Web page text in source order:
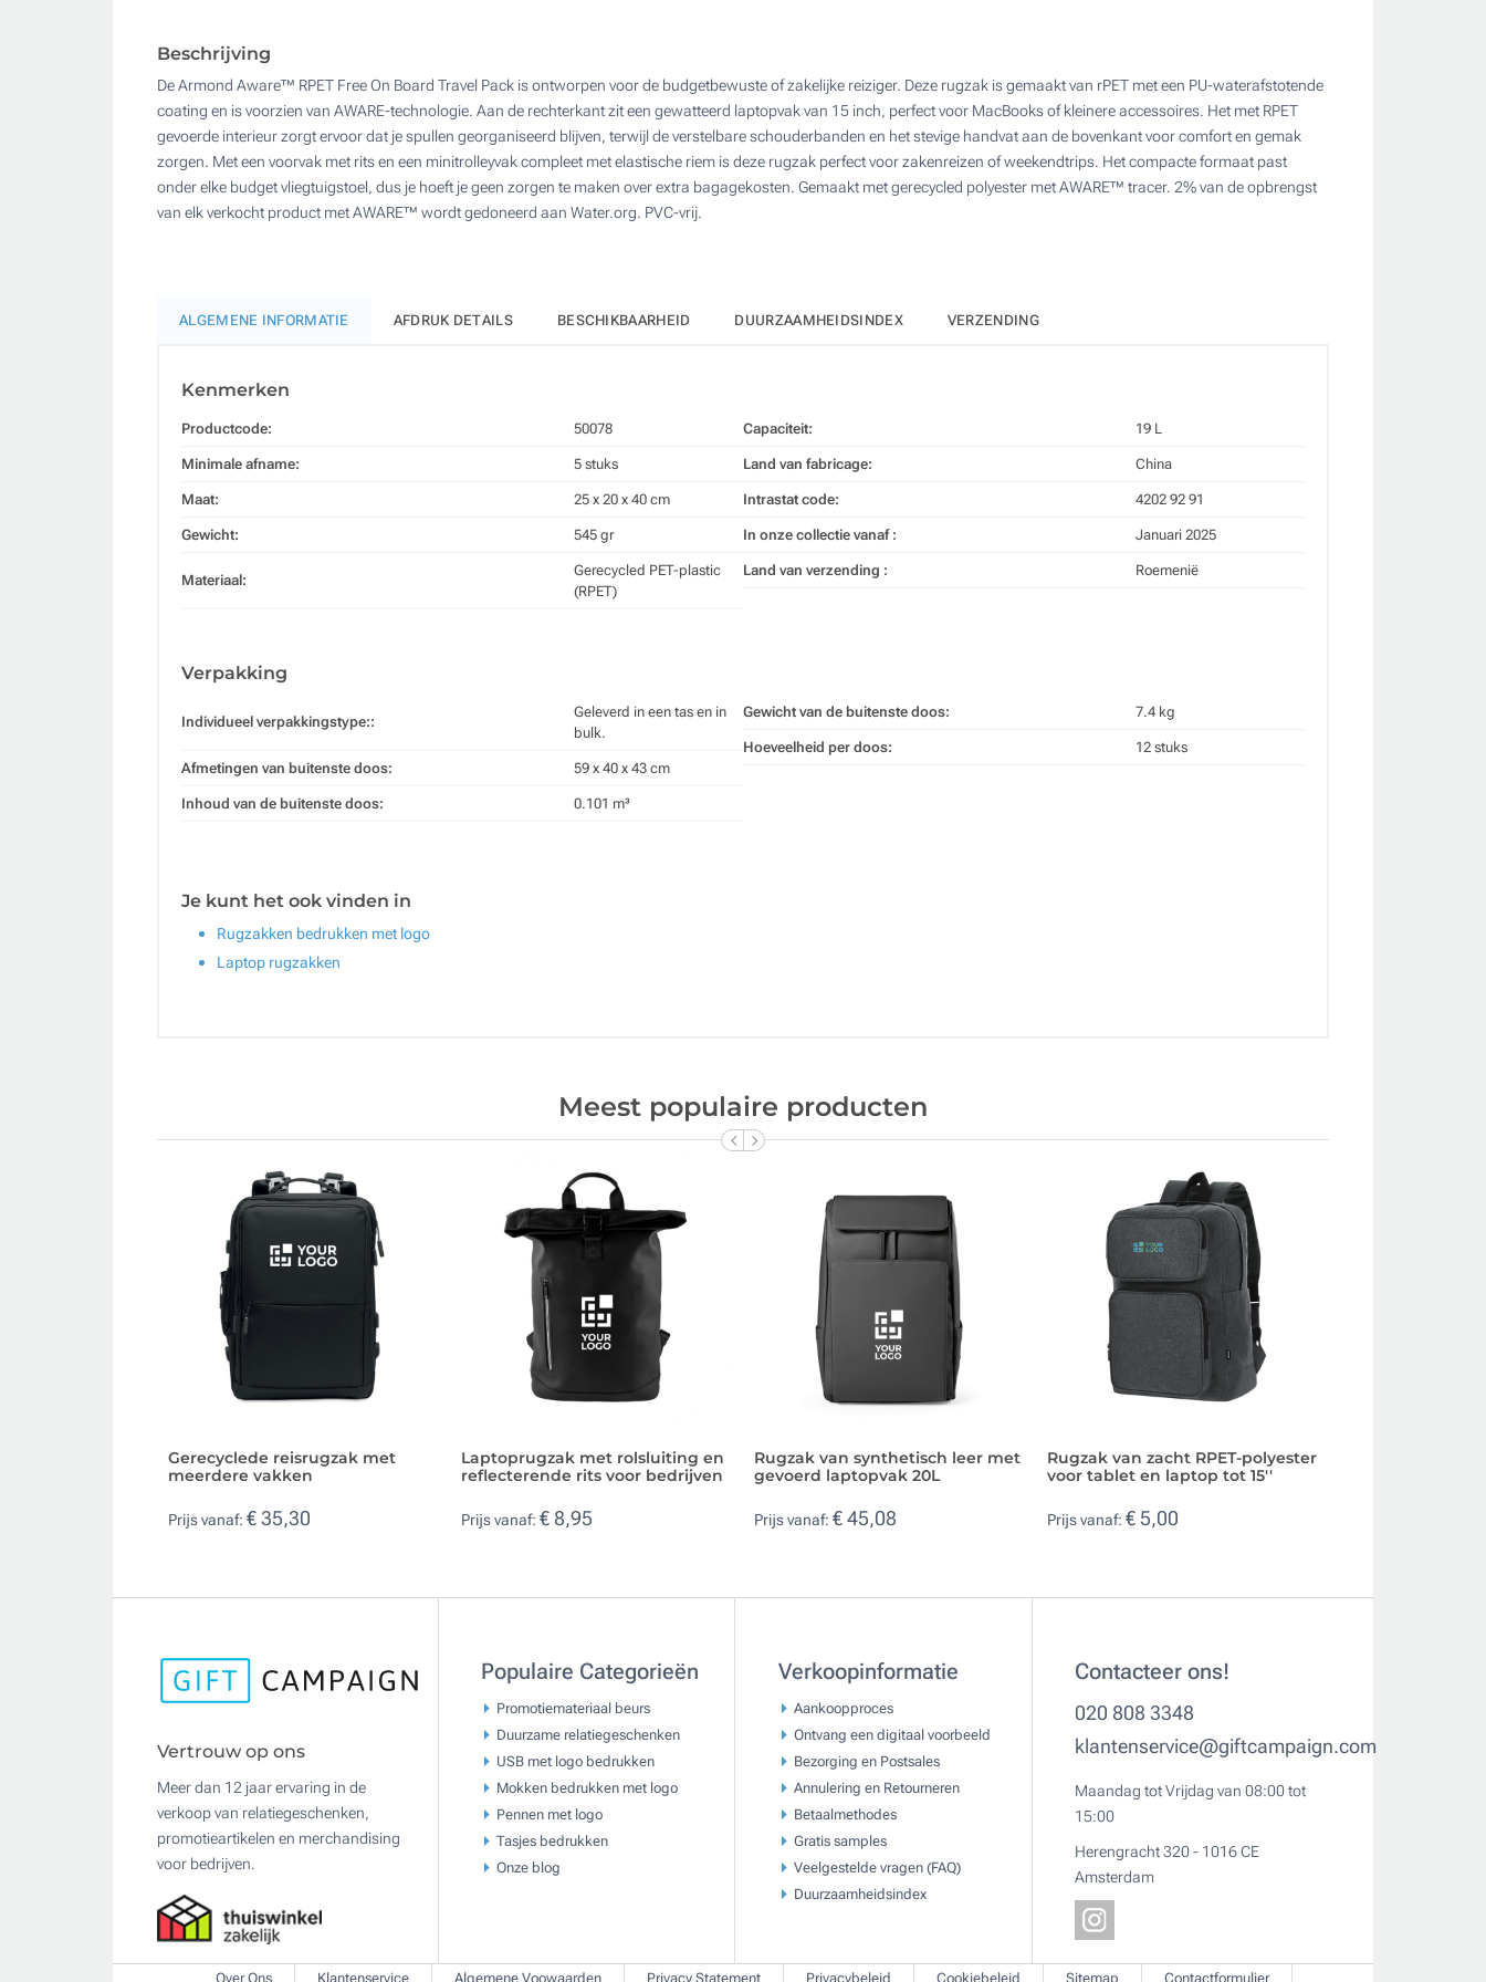
Digitale kleuren transfer (Voorkant)
Zonder opdruk
50
100
Kies jouw aantal : Update
Beschrijving
De Armond Aware™ RPET Free On Board Travel Pack is ontworpen voor de budgetbewuste of zakelijke reiziger. Deze rugzak is gemaakt van rPET met een PU-waterafstotende
coating en is voorzien van AWARE-technologie. Aan de rechterkant zit een gewatteerd laptopvak van 15 inch, perfect voor MacBooks of kleinere accessoires. Het met RPET
gevoerde interieur zorgt ervoor dat je spullen georganiseerd blijven, terwijl de verstelbare schouderbanden en het stevige handvat aan de bovenkant voor comfort en gemak
zorgen. Met een voorvak met rits en een minitrolleyvak compleet met elastische riem is deze rugzak perfect voor zakenreizen of weekendtrips. Het compacte formaat past
onder elke budget vliegtuigstoel, dus je hoeft je geen zorgen te maken over extra bagagekosten. Gemaakt met gerecycled polyester met AWARE™ tracer. 2% van de opbrengst
van elk verkocht product met AWARE™ wordt gedoneerd aan Water.org. PVC-vrij.
ALGEMENE INFORMATIE AFDRUK DETAILS BESCHIKBAARHEID DUURZAAMHEIDSINDEX VERZENDING
Kenmerken
Productcode: 50078
Minimale afname: 5 stuks
Maat: 25 x 20 x 40 cm
Gewicht: 545 gr
Materiaal:
Gerecycled PET-plastic
(RPET)
Capaciteit: 19 L
Land van fabricage: China
Intrastat code: 4202 92 91
In onze collectie vanaf : Januari 2025
Land van verzending : Roemenië
Verpakking
Individueel verpakkingstype::
Geleverd in een tas en in
bulk.
Afmetingen van buitenste doos: 59 x 40 x 43 cm
Inhoud van de buitenste doos: 0.101 m³
Gewicht van de buitenste doos: 7.4 kg
Hoeveelheid per doos: 12 stuks
Je kunt het ook vinden in
Rugzakken bedrukken met logo
Laptop rugzakken
Meest populaire producten
Gerecyclede reisrugzak met
meerdere vakken
Prijs vanaf: € 35,30
Laptoprugzak met rolsluiting en
reflecterende rits voor bedrijven
Prijs vanaf: € 8,95
Rugzak van synthetisch leer met
gevoerd laptopvak 20L
Prijs vanaf: € 45,08
Rugzak van zacht RPET-polyester
voor tablet en laptop tot 15''
Prijs vanaf: € 5,00
Vertrouw op ons
Meer dan 12 jaar ervaring in de
verkoop van relatiegeschenken,
promotieartikelen en merchandising
voor bedrijven.
Populaire Categorieën
Promotiemateriaal beurs
Duurzame relatiegeschenken
USB met logo bedrukken
Mokken bedrukken met logo
Pennen met logo
Tasjes bedrukken
Onze blog
Verkoopinformatie
Aankoopproces
Ontvang een digitaal voorbeeld
Bezorging en Postsales
Annulering en Retourneren
Betaalmethodes
Gratis samples
Veelgestelde vragen (FAQ)
Duurzaamheidsindex
Contacteer ons!
020 808 3348
klantenservice@giftcampaign.com
Maandag tot Vrijdag van 08:00 tot
15:00
Herengracht 320 - 1016 CE
Amsterdam
Over Ons Klantenservice Algemene Voowaarden Privacy Statement Privacybeleid Cookiebeleid Sitemap Contactformulier